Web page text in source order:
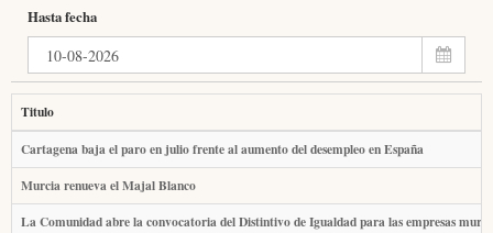
Hasta fecha
Titulo
Cartagena baja el paro en julio frente al aumento del desempleo en España
Murcia renueva el Majal Blanco
La Comunidad abre la convocatoria del Distintivo de Igualdad para las empresas